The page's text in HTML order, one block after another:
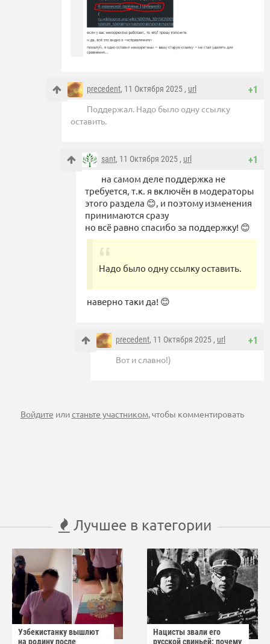
+1
precedent, 11 Октября 2025 , url
Поддержал. Надо было одну ссылку
оставить.
+1
sant, 11 Октября 2025 , url
на самом деле поддержка не
требуется, т.к. я включён в модераторы
этого раздела 😊, и поэтому изменения
принимаются сразу
но всё равно спасибо за поддержку! 😊
Надо было одну ссылку оставить.
наверно таки да! 😊
+1
precedent, 11 Октября 2025 , url
Вот и славно!)
Войдите илистаньте участником , чтобы комментировать
Лучшее в категории
Узбекистанку вышлют
на родину после
Нацисты звали его
русской свиньей: почему